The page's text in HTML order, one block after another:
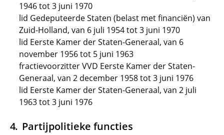
1946 tot 3 juni 1970
lid Gedeputeerde Staten (belast met financiën) van
Zuid-Holland, van 6 juli 1954 tot 3 juni 1970
lid Eerste Kamer der Staten-Generaal, van 6
november 1956 tot 5 juni 1963
fractievoorzitter VVD Eerste Kamer der Staten-
Generaal, van 2 december 1958 tot 3 juni 1976
lid Eerste Kamer der Staten-Generaal, van 2 juli
1963 tot 3 juni 1976
Partijpolitieke functies